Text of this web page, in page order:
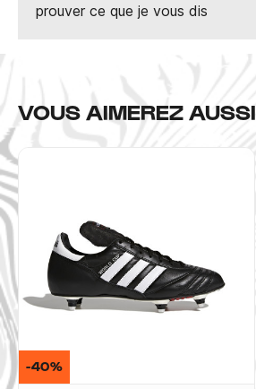
prouver ce que je vous dis
VOUS AIMEREZ AUSSI
-40%